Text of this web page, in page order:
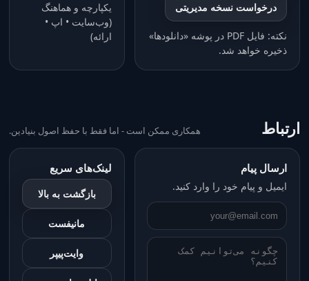
درخواست نسخه مدیریتی
نکته: فایل PDF در پوشه «دانلودها»
ذخیره خواهد شد.
یکپارچه و هماهنگ
(وب‌سایت • اپ •
ارائه)
ارتباط همکاری ممکن است - اما فقط با حفظ اصول بنیادین.
ارسال پیام
ایمیل و پیام خود را وارد کنید.
لینک‌های سریع
بازگشت به بالا
مانیفست
وایت‌پیپر